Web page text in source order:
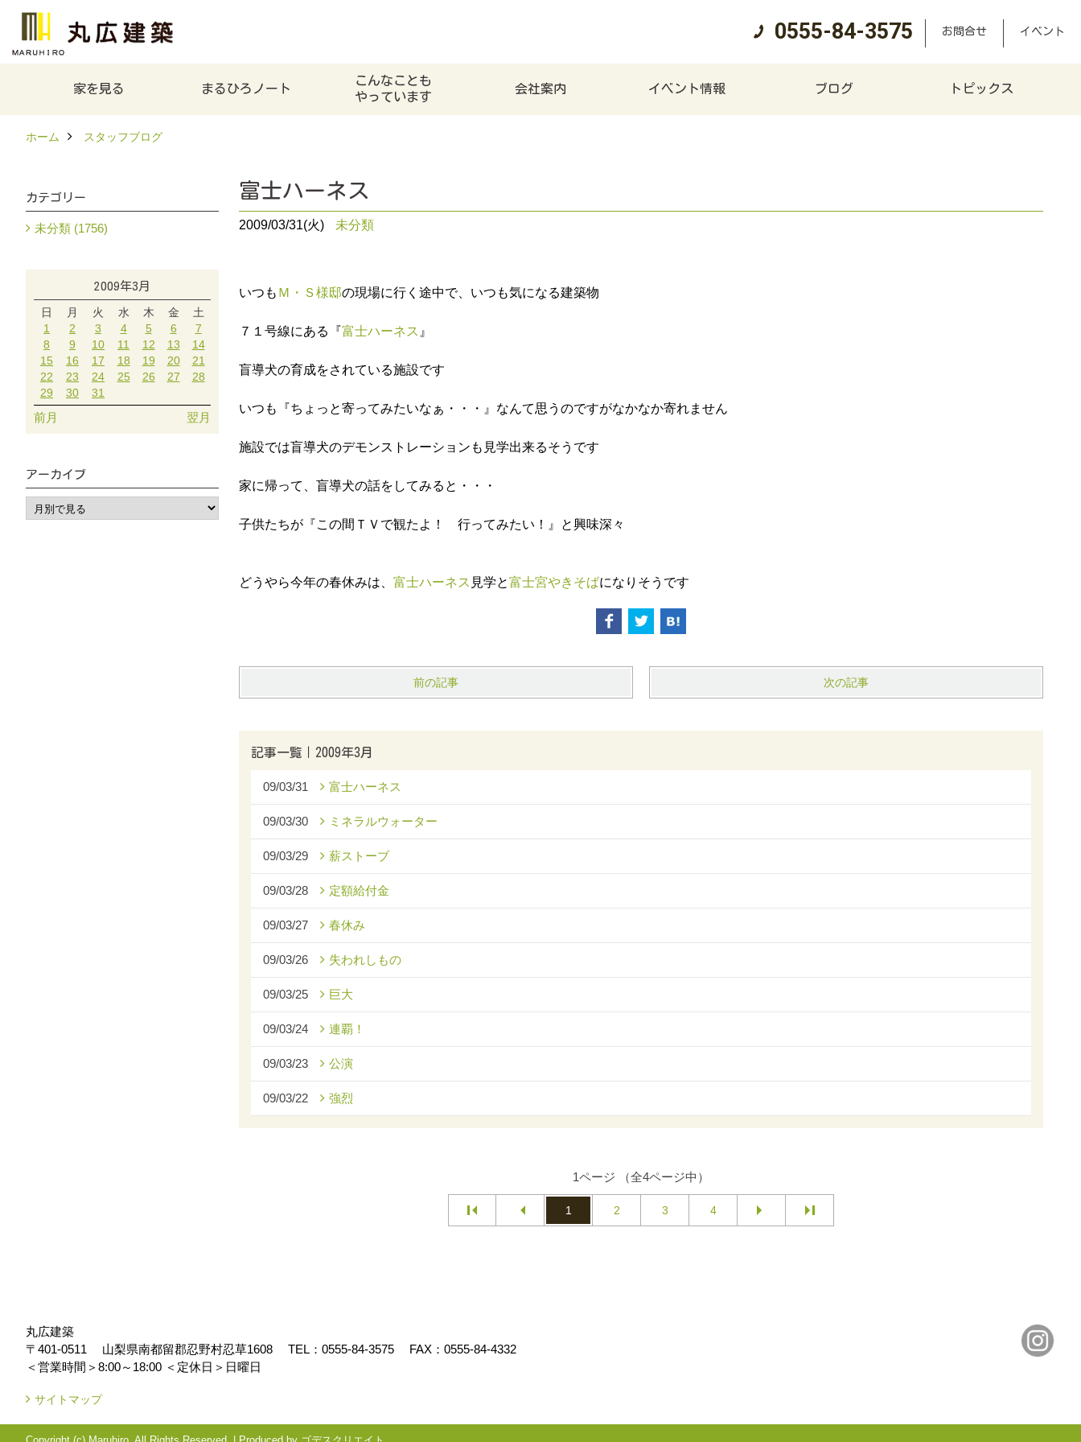
0555-84-3575 お問合せ イベント
家を見る まるひろノート
こんなことも
やっています
会社案内 イベント情報 ブログ トピックス
ホーム スタッフブログ
富士ハーネス
2009/03/31(火) 未分類
いつも Ｍ・Ｓ様邸の現場に行く途中で、いつも気になる建築物
７１号線にある『富士ハーネス 』
盲導犬の育成をされている施設です
いつも『ちょっと寄ってみたいなぁ・・・』なんて思うのですがなかなか寄れません
施設では盲導犬のデモンストレーションも見学出来るそうです
家に帰って、盲導犬の話をしてみると・・・
子供たちが『この間ＴＶで観たよ！ 行ってみたい！』と興味深々
どうやら今年の春休みは、 富士ハーネス 見学と富士宮やきそばになりそうです
前の記事 次の記事
記事一覧｜2009年3月
09/03/31 富士ハーネス
09/03/30 ミネラルウォーター
09/03/29 薪ストーブ
09/03/28 定額給付金
09/03/27 春休み
09/03/26 失われしもの
09/03/25 巨大
09/03/24 連覇！
09/03/23 公演
09/03/22 強烈
1ページ （全4ページ中）
1 2 3 4
カテゴリー
未分類 (1756)
2009年3月
日 月 火 水 木 金
土
1
2 3 4 5 6
7
8
9 10 11 12 13
14
15
16 17 18 19 20
21
22
23 24 25 26 27
28
29
30 31
前月 翌月
アーカイブ
丸広建築
〒401-0511
山梨県南都留郡忍野村忍草1608 TEL： 0555-84-3575
FAX：0555-84-4332
＜営業時間＞8:00～18:00 ＜定休日＞日曜日
サイトマップ